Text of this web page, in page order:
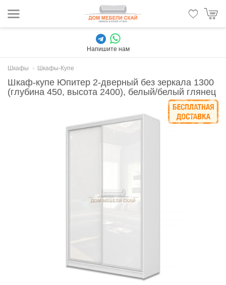
Напишите нам
Шкафы Шкафы-Купе
Шкаф-купе Юпитер 2-дверный без зеркала 1300
(глубина 450, высота 2400), белый/белый глянец